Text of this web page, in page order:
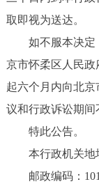
取即视为送达。
如不服本决定，
京市怀柔区人民政
起六个月内向北
议和行政诉讼期
特此公告。
本行政机关地
邮政编码：